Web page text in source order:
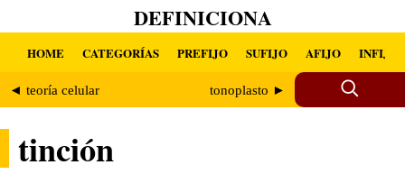
DEFINICIONA
HOME CATEGORÍAS PREFIJO SUFIJO AFIJO INFIJO
◄ teoría celular tonoplasto ►
tinción